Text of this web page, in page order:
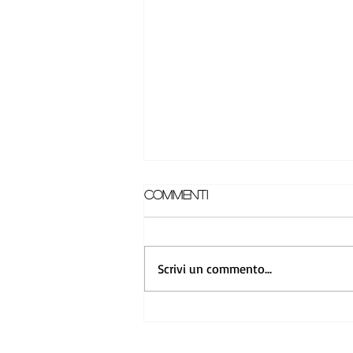
Commenti
Scrivi un commento...